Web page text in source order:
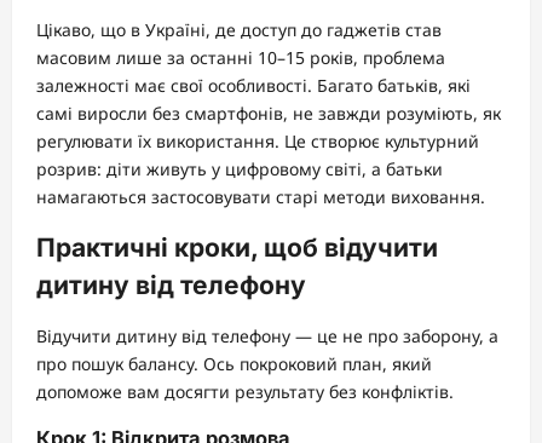
Цікаво, що в Україні, де доступ до гаджетів став
масовим лише за останні 10–15 років, проблема
залежності має свої особливості. Багато батьків, які
самі виросли без смартфонів, не завжди розуміють, як
регулювати їх використання. Це створює культурний
розрив: діти живуть у цифровому світі, а батьки
намагаються застосовувати старі методи виховання.
Практичні кроки, щоб відучити
дитину від телефону
Відучити дитину від телефону — це не про заборону, а
про пошук балансу. Ось покроковий план, який
допоможе вам досягти результату без конфліктів.
Крок 1: Відкрита розмова